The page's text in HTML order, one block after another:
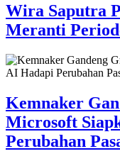
Wira Saputra
Meranti
Kemnaker
Microsoft
Perubahan